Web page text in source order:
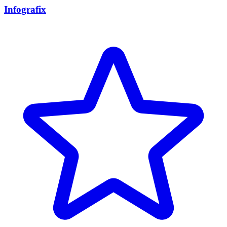
Infografix